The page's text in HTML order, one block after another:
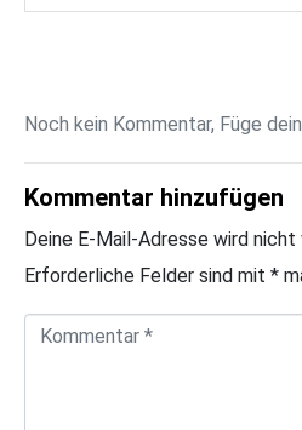
Noch kein Kommentar, Füge
Kommentar hinzufügen
Deine E-Mail-Adresse wird
Erforderliche Felder sind mit *